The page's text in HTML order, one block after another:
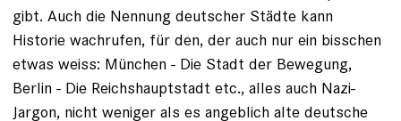
gibt. Auch die Nennung deutscher Städte kann
Historie wachrufen, für den, der auch nur ein bisschen
etwas weiss: München - Die Stadt der Bewegung,
Berlin - Die Reichshauptstadt etc., alles auch Nazi-
Jargon, nicht weniger als es angeblich alte deutsche